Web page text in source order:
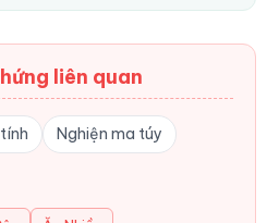
liên quan
Nghiện ma túy